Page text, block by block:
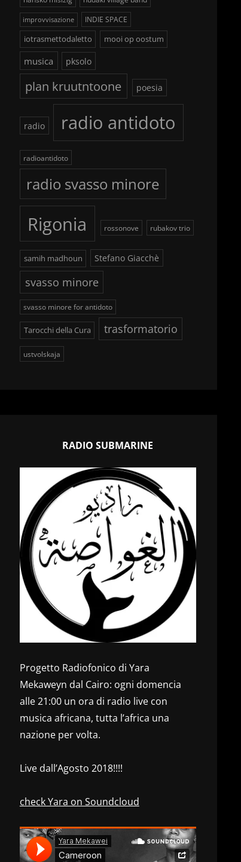
improvvisazione INDIE SPACE
iotrasmettodaletto mooi op oostum
musica pksolo
plan kruutntoone poesia
radio radio antidoto
radioantidoto
radio svasso minore
Rigonia rossonove rubakov trio
samih madhoun Stefano Giacchè
svasso minore
svasso minore for antidoto
Tarocchi della Cura trasformatorio
ustvolskaja
RADIO SUBMARINE
Progetto Radiofonico di Yara
Mekaweyn dal Cairo: ogni domencia
alle 21:00 un ora di radio live con
musica africana, tutta l’africa una
nazione per volta.
Live dall’Agosto 2018!!!!
check Yara on Soundcloud